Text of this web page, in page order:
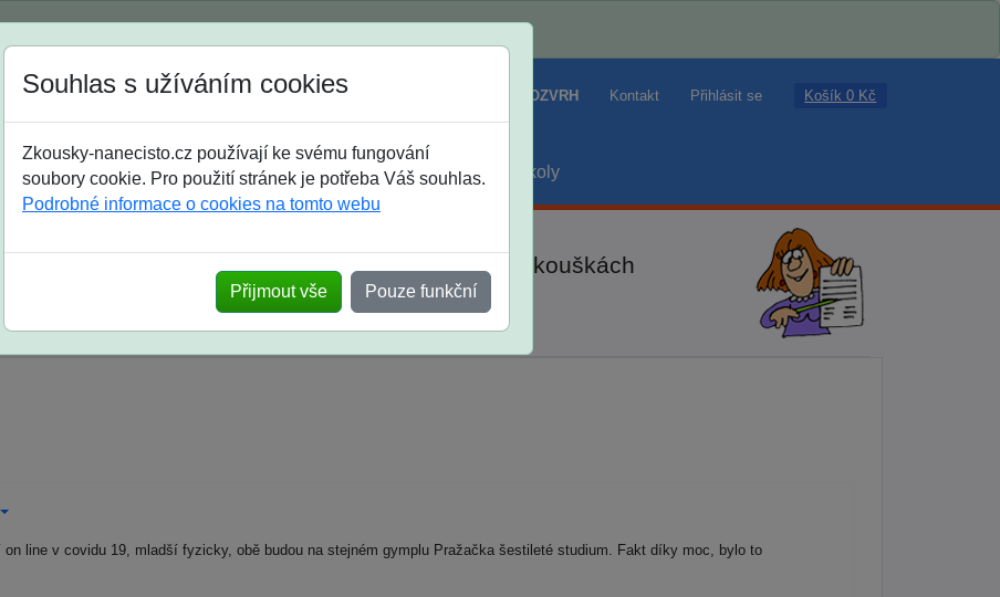
Jak si vybrat ROZVRH Kontakt Přihlásit se Košík 0 Kč
8. třída 9. třída střední maturanti soutěže prázdniny školy
na SŠ? Vaše ohlasy po skutečných přijímacích zkouškách
Souhlas s užíváním cookies
Zkousky-nanecisto.cz používají ke svému fungování
soubory cookie. Pro použití stránek je potřeba Váš souhlas.
Podrobné informace o cookies na tomto webu
Přijmout vše Pouze funkční
line v covidu 19, mladší fyzicky, obě budou na stejném gymplu Pražačka šestileté studium. Fakt díky moc, bylo to